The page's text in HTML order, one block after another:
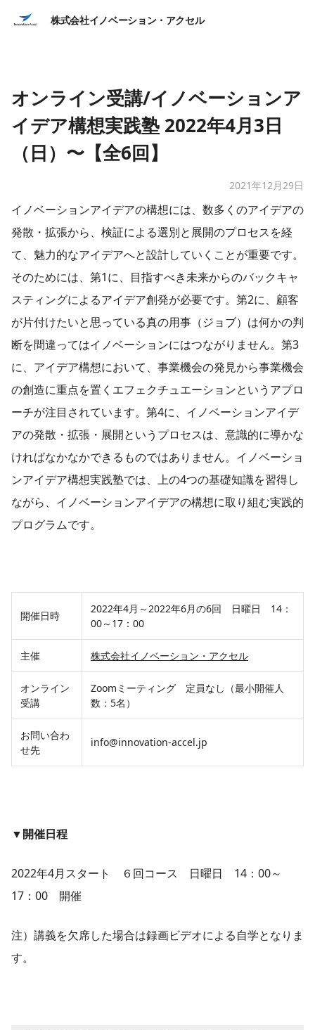
株式会社イノベーション・アクセル
オンライン受講/イノベーションア
イデア構想実践塾 2022年4月3日
（日）〜【全6回】
2021年12月29日
イノベーションアイデアの構想には、数多くのアイデアの
発散・拡張から、検証による選別と展開のプロセスを経
て、魅力的なアイデアへと設計していくことが重要です。
そのためには、第1に、目指すべき未来からのバックキャ
スティングによるアイデア創発が必要です。第2に、顧客
が片付けたいと思っている真の用事（ジョブ）は何かの判
断を間違ってはイノベーションにはつながりません。第3
に、アイデア構想において、事業機会の発見から事業機会
の創造に重点を置くエフェクチュエーションというアプロ
ーチが注目されています。第4に、イノベーションアイデ
アの発散・拡張・展開というプロセスは、意識的に導かな
ければなかなかできるものではありません。イノベーショ
ンアイデア構想実践塾では、上の4つの基礎知識を習得し
ながら、イノベーションアイデアの構想に取り組む実践的
プログラムです。
開催日時
2022年4月～2022年6月の6回 日曜日 14：
00～17：00
主催 株式会社イノベーション・アクセル
オンライン
受講
Zoomミーティング 定員なし（最小開催人
数：5名）
お問い合わ
せ先
info@innovation-accel.jp
▼開催日程
2022年4月スタート ６回コース 日曜日 14：00～
17：00 開催
注）講義を欠席した場合は録画ビデオによる自学となりま
す。